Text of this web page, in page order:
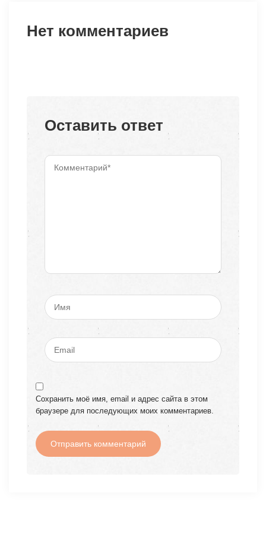
Нет комментариев
Оставить ответ
Сохранить моё имя, email и адрес сайта в этом
браузере для последующих моих комментариев.